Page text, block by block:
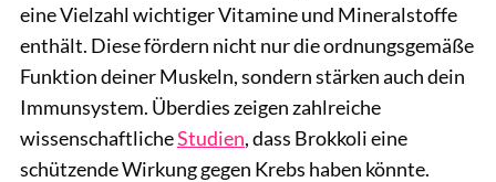
eine Vielzahl wichtiger Vitamine und Mineralstoffe
enthält. Diese fördern nicht nur die ordnungsgemäße
Funktion deiner Muskeln, sondern stärken auch dein
Immunsystem. Überdies zeigen zahlreiche
wissenschaftlicheStudien, dass Brokkoli eine
schützende Wirkung gegen Krebs haben könnte.